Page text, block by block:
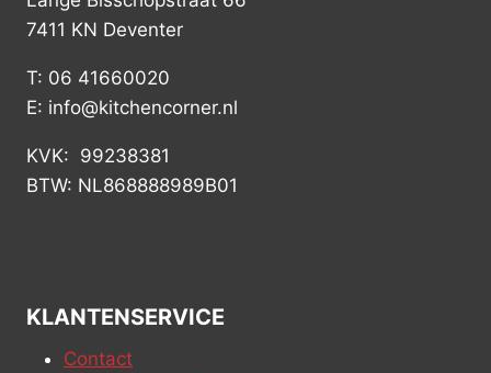
7411 KN Deventer
T: 06 41660020
E: info@kitchencorner.nl
KVK: 99238381
BTW: NL868888989B01
KLANTENSERVICE
Contact